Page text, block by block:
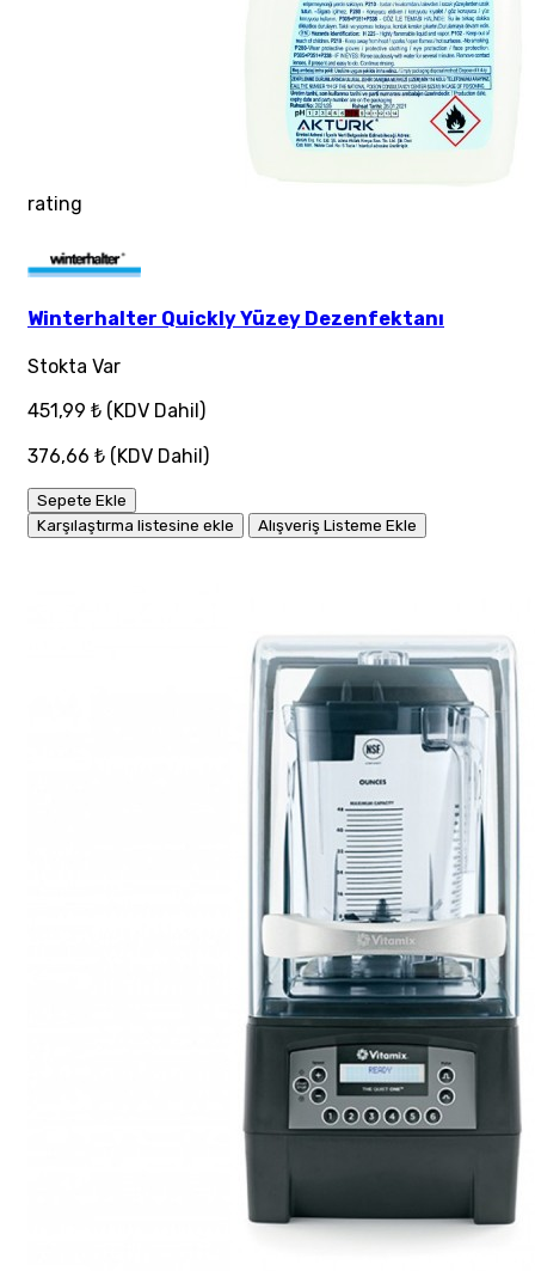
rating
Winterhalter Quickly Yüzey Dezenfektanı
Stokta Var
451,99 ₺ (KDV Dahil)
376,66 ₺ (KDV Dahil)
Sepete Ekle
Karşılaştırma listesine ekle
Alışveriş Listeme Ekle